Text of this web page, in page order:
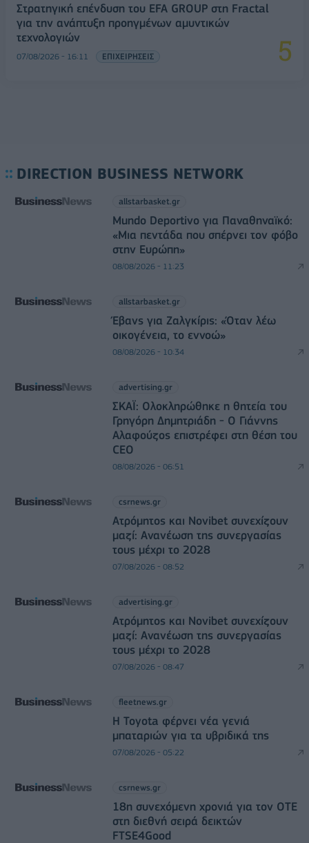
Στρατηγική επένδυση του EFA GROUP στη Fractal
για την ανάπτυξη προηγμένων αμυντικών
τεχνολογιών
07/08/2026 - 16:11 ΕΠΙΧΕΙΡΗΣΕΙΣ
DIRECTION BUSINESS NETWORK
allstarbasket.gr
Mundo Deportivo για Παναθηναϊκό:
«Μια πεντάδα που σπέρνει τον φόβο
στην Ευρώπη»
08/08/2026 - 11:23
allstarbasket.gr
Έβανς για Ζαλγκίρις: «Όταν λέω
οικογένεια, το εννοώ»
08/08/2026 - 10:34
advertising.gr
ΣΚΑΪ: Ολοκληρώθηκε η θητεία του
Γρηγόρη Δημητριάδη - Ο Γιάννης
Αλαφούζος επιστρέφει στη θέση του
CEO
08/08/2026 - 06:51
csrnews.gr
Ατρόμητος και Novibet συνεχίζουν
μαζί: Ανανέωση της συνεργασίας
τους μέχρι το 2028
07/08/2026 - 08:52
advertising.gr
Ατρόμητος και Novibet συνεχίζουν
μαζί: Ανανέωση της συνεργασίας
τους μέχρι το 2028
07/08/2026 - 08:47
fleetnews.gr
Η Toyota φέρνει νέα γενιά
μπαταριών για τα υβριδικά της
07/08/2026 - 05:22
csrnews.gr
18η συνεχόμενη χρονιά για τον ΟΤΕ
στη διεθνή σειρά δεικτών
FTSE4Good